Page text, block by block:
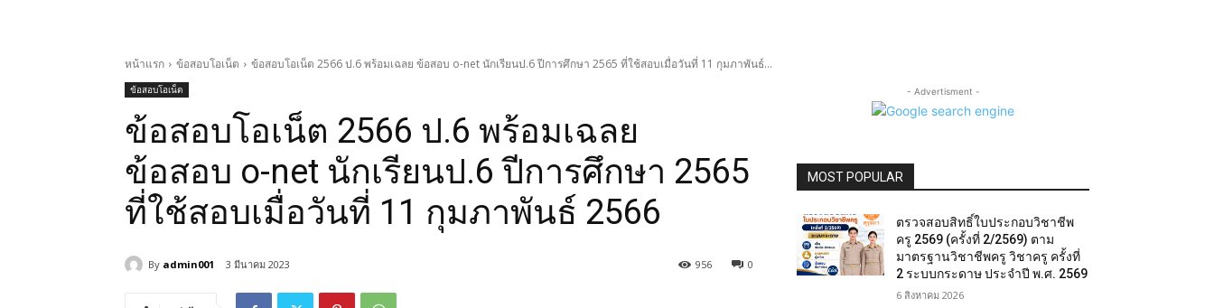
หน้าแรก ข้อสอบโอเน็ต ข้อสอบโอเน็ต 2566 ป.6 พร้อมเฉลย ข้อสอบ o-net นักเรียนป.6 ปีการศึกษา 2565 ที่ใช้สอบเมื่อวันที่ 11 กุมภาพันธ์...
ข้อสอบโอเน็ต
ข้อสอบโอเน็ต 2566 ป.6 พร้อมเฉลย
ข้อสอบ o-net นักเรียนป.6 ปีการศึกษา 2565
ที่ใช้สอบเมื่อวันที่ 11 กุมภาพันธ์ 2566
By admin001 3 มีนาคม 2023 0
956
- Advertisment -
MOST POPULAR
ตรวจสอบสิทธิ์ใบประกอบวิชาชีพ
ครู 2569 (ครั้งที่ 2/2569) ตาม
มาตรฐานวิชาชีพครู วิชาครู ครั้งที่
2 ระบบกระดาษ ประจำปี พ.ศ. 2569
6 สิงหาคม 2026